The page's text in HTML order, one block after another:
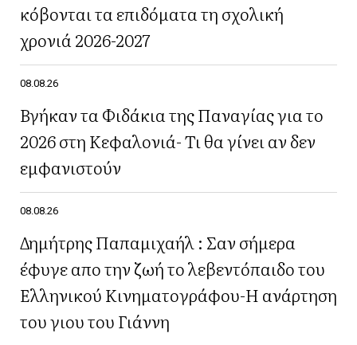
κόβονται τα επιδόματα τη σχολική
χρονιά 2026-2027
08.08.26
Βγήκαν τα Φιδάκια της Παναγίας για το
2026 στη Κεφαλονιά- Τι θα γίνει αν δεν
εμφανιστούν
08.08.26
Δημήτρης Παπαμιχαήλ : Σαν σήμερα
έφυγε απο την ζωή το λεβεντόπαιδο του
Ελληνικού Κινηματογράφου-Η ανάρτηση
του γιου του Γιάννη